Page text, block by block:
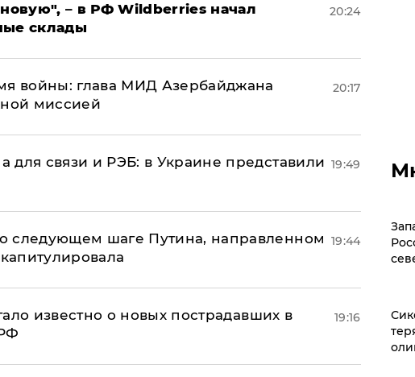
новую", – в РФ Wildberries начал
склады
20:24
войны: глава МИД Азербайджана
миссией
20:17
для связи и РЭБ: в Украине представили 19:49
следующем шаге Путина, направленном 19:44
известно о новых пострадавших в
19:16